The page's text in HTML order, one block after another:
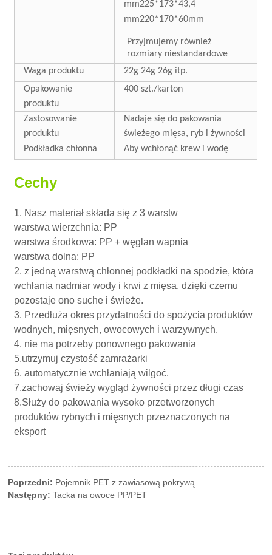
mm225*173*43,4
mm220*170*60mm
Przyjmujemy również
rozmiary niestandardowe
Waga produktu
22g 24g 26g itp.
Opakowanie
produktu
400 szt./karton
Zastosowanie
produktu
Nadaje się do pakowania
świeżego mięsa, ryb i żywności
Podkładka chłonna
Aby wchłonąć krew i wodę
Cechy
1. Nasz materiał składa się z 3 warstw
warstwa wierzchnia: PP
warstwa środkowa: PP + węglan wapnia
warstwa dolna: PP
2. z jedną warstwą chłonnej podkładki na spodzie, która
wchłania nadmiar wody i krwi z mięsa, dzięki czemu
pozostaje ono suche i świeże.
3. Przedłuża okres przydatności do spożycia produktów
wodnych, mięsnych, owocowych i warzywnych.
4. nie ma potrzeby ponownego pakowania
5.utrzymuj czystość zamrażarki
6. automatycznie wchłaniają wilgoć.
7.zachowaj świeży wygląd żywności przez długi czas
8.Służy do pakowania wysoko przetworzonych
produktów rybnych i mięsnych przeznaczonych na
eksport
Poprzedni: Pojemnik PET z zawiasową pokrywą
Następny: Tacka na owoce PP/PET